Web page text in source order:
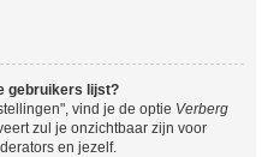
gebruikers lijst?
vind je de optie Verberg
zul je onzichtbaar zijn voor
en jezelf.